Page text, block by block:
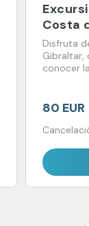
Costa
Disfruta
Gibraltar,
conocer
80 EUR